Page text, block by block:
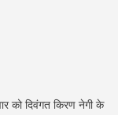
को दिवंगत किरण नेगी के